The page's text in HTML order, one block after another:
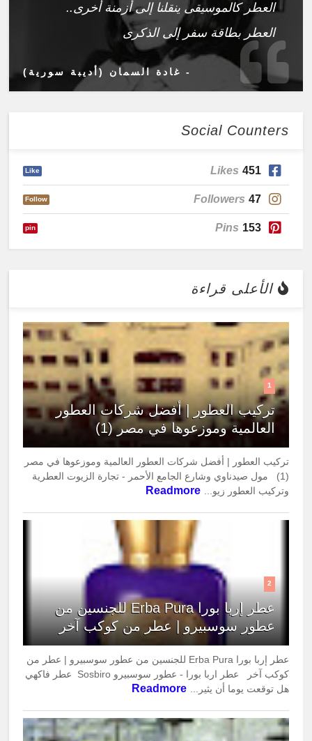
العطر كالموسيقى ينقلنا إلى أزمنة أخرى..
العطر بطاقة سفر إلى الذكرى
- غادة السمان (أديبة سورية)
Social Counters
451
Likes
Like
47
Followers
Follow
153
Pins
pin
الأعلى قراءة
1
تركيب العطور | أفضل شركات العطور
العالمية وموزعوها في مصر (1)
تركيب العطور | أفضل شركات العطور العالمية وموزعوها في مصر
(1) مول صيدناوي وشارع الجامع الأحمر - تجارة الزيوت العطرية
وتركيب العطور زيو... Readmore
2
عطر إربا بورا Erba Pura للجنسين من
عطور سوسبيرو | عطر من كوكب آخر
عطر إربا بورا Erba Pura للجنسين من عطور سوسبيرو | عطر من
كوكب آخر عطر اربا بورا - عطور سوسبيرو Sosbiro عطر فاكهي
هل توقعت يوما أن يثير... Readmore